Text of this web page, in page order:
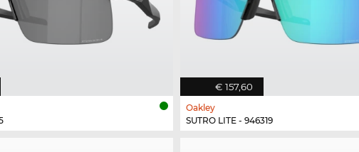
€ 157,60
Oakley
SUTRO LITE - 946319